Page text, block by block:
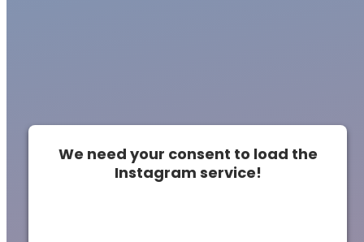
We need your consent to load the
Instagram service!